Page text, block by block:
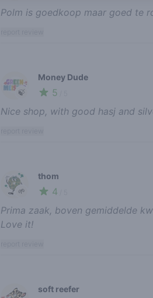
Polm is goedkoop maar goed te
🍃
Money Dude
5
Nice shop, with good hasj and
🌱
thom
4
Prima zaak, boven gemiddelde
Love it!
soft reefer